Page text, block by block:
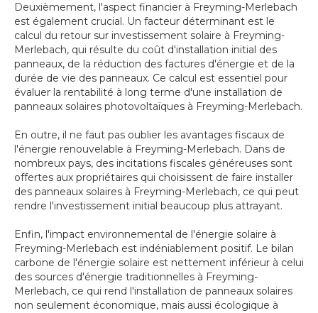
Deuxièmement, l'aspect financier à Freyming-Merlebach
est également crucial. Un facteur déterminant est le
calcul du retour sur investissement solaire à Freyming-
Merlebach, qui résulte du coût d'installation initial des
panneaux, de la réduction des factures d'énergie et de la
durée de vie des panneaux. Ce calcul est essentiel pour
évaluer la rentabilité à long terme d'une installation de
panneaux solaires photovoltaïques à Freyming-Merlebach.
En outre, il ne faut pas oublier les avantages fiscaux de
l'énergie renouvelable à Freyming-Merlebach. Dans de
nombreux pays, des incitations fiscales généreuses sont
offertes aux propriétaires qui choisissent de faire installer
des panneaux solaires à Freyming-Merlebach, ce qui peut
rendre l'investissement initial beaucoup plus attrayant.
Enfin, l'impact environnemental de l'énergie solaire à
Freyming-Merlebach est indéniablement positif. Le bilan
carbone de l'énergie solaire est nettement inférieur à celui
des sources d'énergie traditionnelles à Freyming-
Merlebach, ce qui rend l'installation de panneaux solaires
non seulement économique, mais aussi écologique à